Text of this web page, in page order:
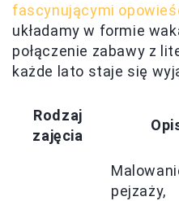
fascynującymi
układamy w formie
połączenie zabawy z
każde lato staje się
Rodzaj
zajęcia
pejzaży,